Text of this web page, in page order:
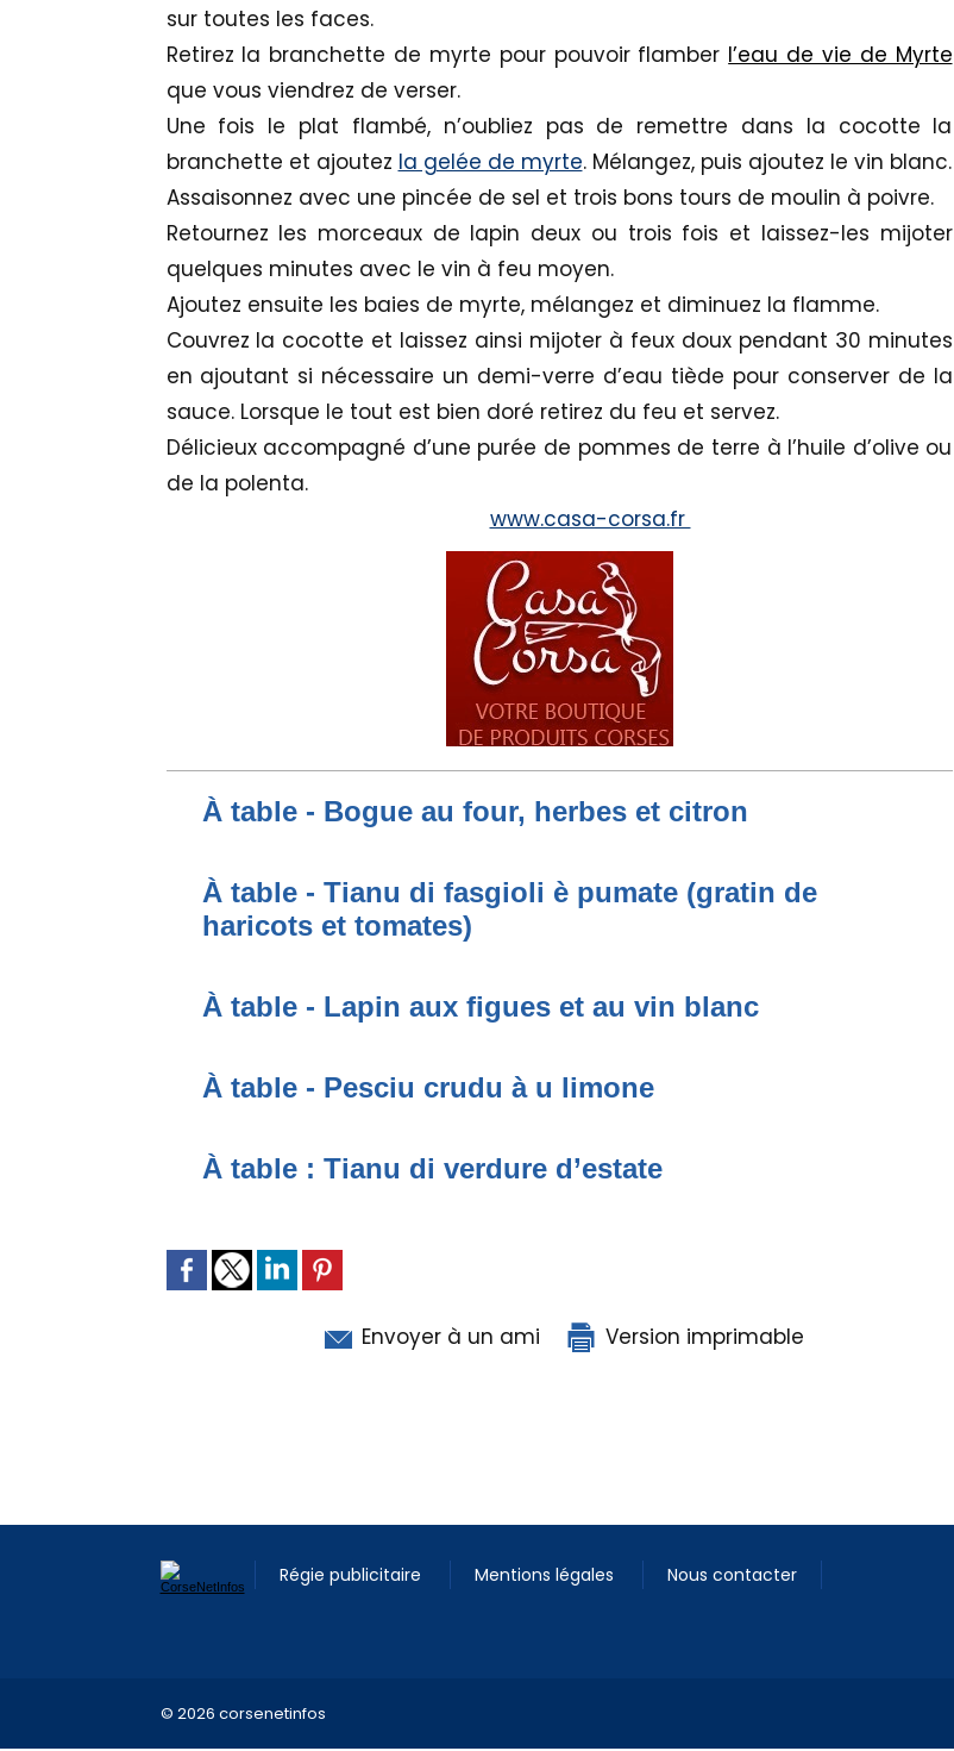
sur toutes les faces.
Retirez la branchette de myrte pour pouvoir flamber l’eau de vie de Myrte
que vous viendrez de verser.
Une fois le plat flambé, n’oubliez pas de remettre dans la cocotte la
branchette et ajoutez la gelée de myrte. Mélangez, puis ajoutez le vin blanc.
Assaisonnez avec une pincée de sel et trois bons tours de moulin à poivre.
Retournez les morceaux de lapin deux ou trois fois et laissez-les mijoter
quelques minutes avec le vin à feu moyen.
Ajoutez ensuite les baies de myrte, mélangez et diminuez la flamme.
Couvrez la cocotte et laissez ainsi mijoter à feux doux pendant 30 minutes
en ajoutant si nécessaire un demi-verre d’eau tiède pour conserver de la
sauce. Lorsque le tout est bien doré retirez du feu et servez.
Délicieux accompagné d’une purée de pommes de terre à l’huile d’olive ou
de la polenta.
www.casa-corsa.fr
À table - Bogue au four, herbes et citron
À table - Tianu di fasgioli è pumate (gratin de
haricots et tomates)
À table - Lapin aux figues et au vin blanc
À table - Pesciu crudu à u limone
À table : Tianu di verdure d’estate
Envoyer à un ami Version imprimable
Régie publicitaire Mentions légales Nous contacter
© 2026 corsenetinfos